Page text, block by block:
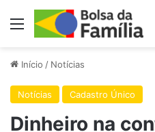
Menu
Início / Notícias
Notícias Cadastro Único
Dinheiro na